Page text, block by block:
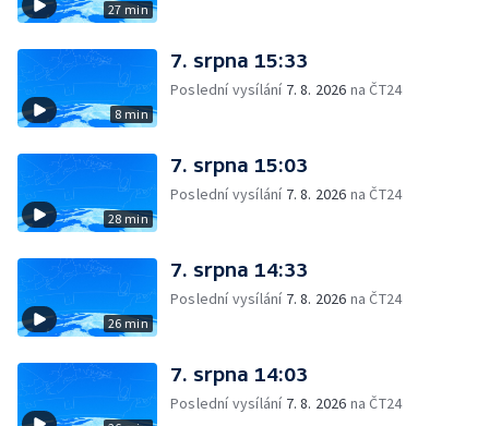
27 min
8 min
7. srpna 15:33
Poslední vysílání 7. 8. 2026 na ČT24
28 min
7. srpna 15:03
Poslední vysílání 7. 8. 2026 na ČT24
26 min
7. srpna 14:33
Poslední vysílání 7. 8. 2026 na ČT24
7. srpna 14:03
Poslední vysílání 7. 8. 2026 na ČT24